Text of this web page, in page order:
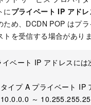
にプライベート IP アドレ
め、 DCDN POP はプ
を受信する場合がありま
イベート IP アドレスには
タイプ A プライベート IP
10.0.0.0 ～